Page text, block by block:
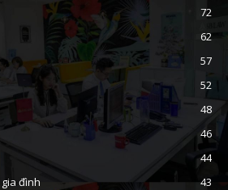
72
62
57
52
48
46
44
đình
43